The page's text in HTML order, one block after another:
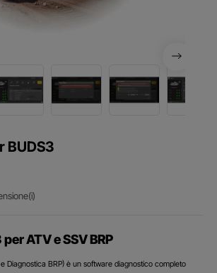
BUDS3
ATV e SSV BRP
Diagnostica BRP) è un software diagnostico completo